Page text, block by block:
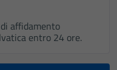
affidamento
entro 24 ore.